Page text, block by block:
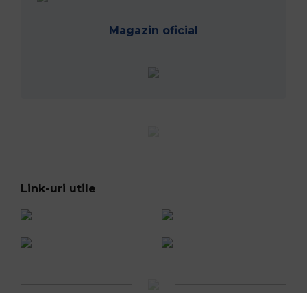
Magazin oficial
Link-uri utile